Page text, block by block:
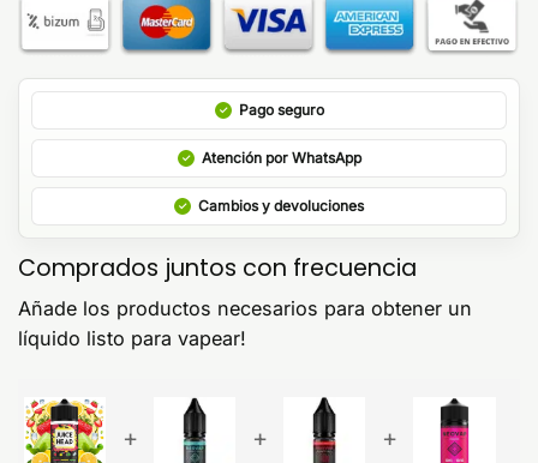
Pago seguro
Atención por WhatsApp
Cambios y devoluciones
Comprados juntos con frecuencia
Añade los productos necesarios para obtener un
líquido listo para vapear!
+ + +